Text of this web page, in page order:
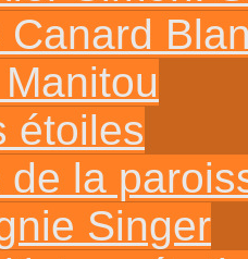
Canard
étoiles
de la
Singer